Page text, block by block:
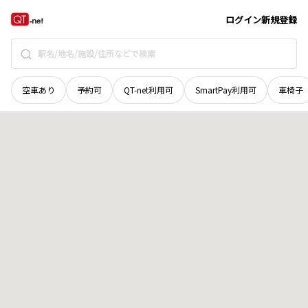
ログイン新規登録
空車あり 予約可 QT-net利用可 SmartPay利用可 車椅子
北海道